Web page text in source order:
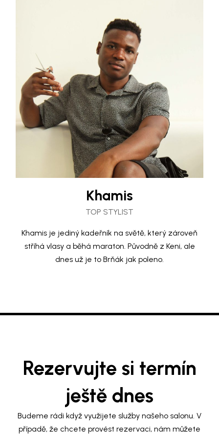
Khamis
TOP STYLIST
Khamis je jediný kadeřník na světě, který zároveň
stříhá vlasy a běhá maraton. Původně z Keni, ale
dnes už je to Brňák jak poleno.
Rezervujte si termín
ještě dnes
Budeme rádi když využijete služby našeho salonu. V
případě, že chcete provést rezervaci, nám můžete